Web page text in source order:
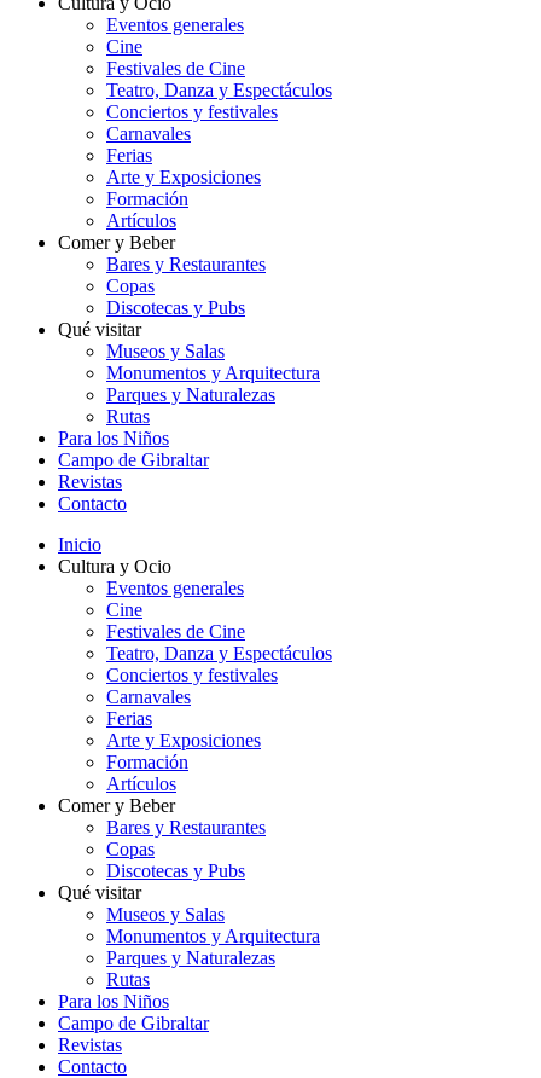
Eventos generales
Cine
Festivales de Cine
Teatro, Danza y Espectáculos
Conciertos y festivales
Carnavales
Ferias
Arte y Exposiciones
Formación
Artículos
Comer y Beber
Bares y Restaurantes
Copas
Discotecas y Pubs
Qué visitar
Museos y Salas
Monumentos y Arquitectura
Parques y Naturalezas
Rutas
Para los Niños
Campo de Gibraltar
Revistas
Contacto
Inicio
Cultura y Ocio
Eventos generales
Cine
Festivales de Cine
Teatro, Danza y Espectáculos
Conciertos y festivales
Carnavales
Ferias
Arte y Exposiciones
Formación
Artículos
Comer y Beber
Bares y Restaurantes
Copas
Discotecas y Pubs
Qué visitar
Museos y Salas
Monumentos y Arquitectura
Parques y Naturalezas
Rutas
Para los Niños
Campo de Gibraltar
Revistas
Contacto